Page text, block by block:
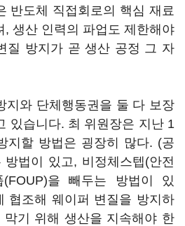
반도체 직접회로의 핵심 재료
, 생산 인력의 파업도 제한해야
질 방지가 곧 생산 공정 그 자
지와 단체행동권을 둘 다 보장
있습니다. 최 위원장은 지난 1
지할 방법은 굉장히 많다. (공
법이 있고, 비정체스텝(안전
을 빼두는 방법이 있
협조해 웨이퍼 변질을 방지하
기 위해 생산을 지속해야 한